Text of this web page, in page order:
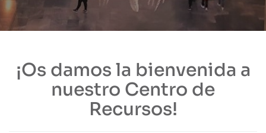
¡Os damos la bienvenida a
nuestro Centro de
Recursos!